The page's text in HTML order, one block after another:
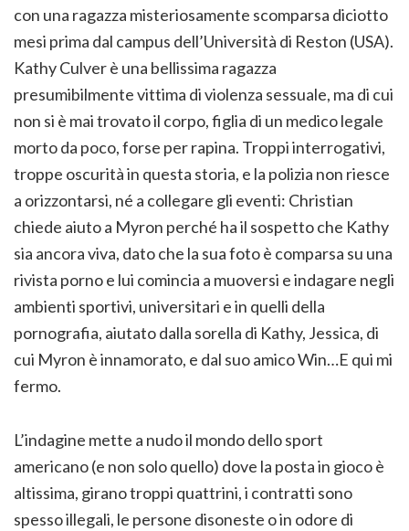
con una ragazza misteriosamente scomparsa diciotto
mesi prima dal campus dell’Università di Reston (USA).
Kathy Culver è una bellissima ragazza
presumibilmente vittima di violenza sessuale, ma di cui
non si è mai trovato il corpo, figlia di un medico legale
morto da poco, forse per rapina. Troppi interrogativi,
troppe oscurità in questa storia, e la polizia non riesce
a orizzontarsi, né a collegare gli eventi: Christian
chiede aiuto a Myron perché ha il sospetto che Kathy
sia ancora viva, dato che la sua foto è comparsa su una
rivista porno e lui comincia a muoversi e indagare negli
ambienti sportivi, universitari e in quelli della
pornografia, aiutato dalla sorella di Kathy, Jessica, di
cui Myron è innamorato, e dal suo amico Win…E qui mi
fermo.
L’indagine mette a nudo il mondo dello sport
americano (e non solo quello) dove la posta in gioco è
altissima, girano troppi quattrini, i contratti sono
spesso illegali, le persone disoneste o in odore di